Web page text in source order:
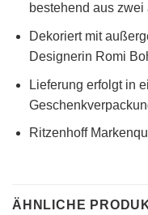
bestehend aus
Dekoriert mit
Designerin Romi
Lieferung erfolgt in
Ritzenhoff
ÄHNLICHE